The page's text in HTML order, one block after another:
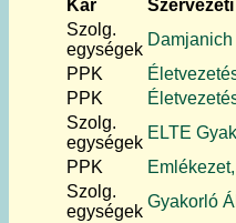
Kar
Szolg.
egységek
PPK
PPK
Szolg.
egységek
ELTE
PPK
Szolg.
egységek
Gyakorló